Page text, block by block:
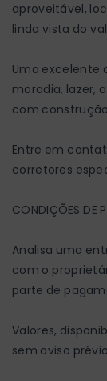
aproveitável,
linda vista do
Uma excelente
moradia, lazer,
com
Entre em
corretores
CONDIÇÕES DE
Analisa uma
com o
parte de
Valores,
sem aviso